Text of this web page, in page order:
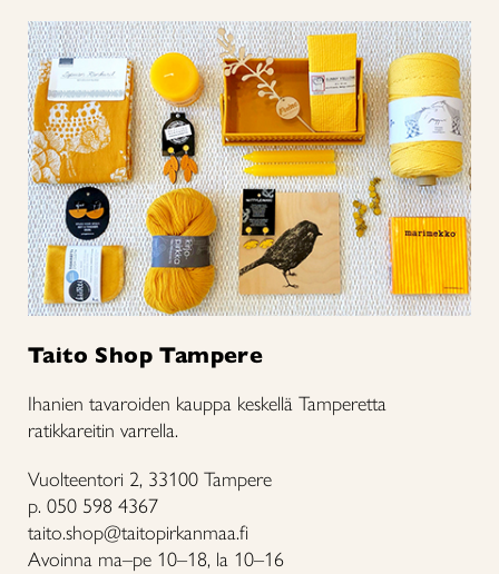
Taito Shop Tampere
Ihanien tavaroiden kauppa keskellä Tamperetta
ratikkareitin varrella.
Vuolteentori 2, 33100 Tampere
p. 050 598 4367
taito.shop@taitopirkanmaa.fi
Avoinna ma–pe 10–18, la 10–16